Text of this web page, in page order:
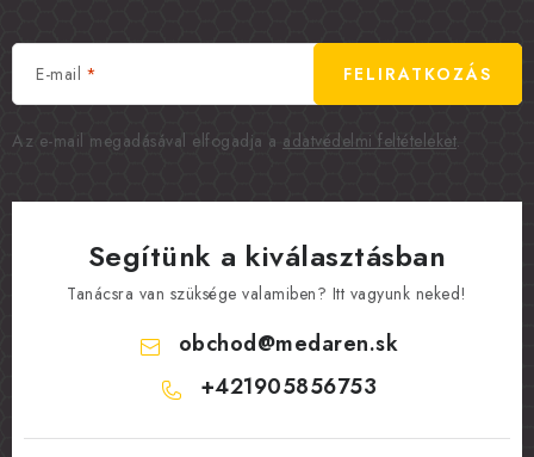
E-mail
Az e-mail megadásával elfogadja a adatvédelmi feltételeket.
FELIRATKOZÁS
Segítünk a kiválasztásban
Tanácsra van szüksége valamiben? Itt vagyunk neked!
obchod@medaren.sk
+421905856753